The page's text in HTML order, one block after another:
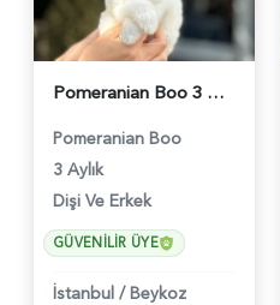
Pomeranian Boo 3 Aylık Bebişlerimiz - 6037
Pomeranian Boo
3 Aylık
Dişi Ve Erkek
GÜVENILIR ÜYE
İstanbul / Beykoz